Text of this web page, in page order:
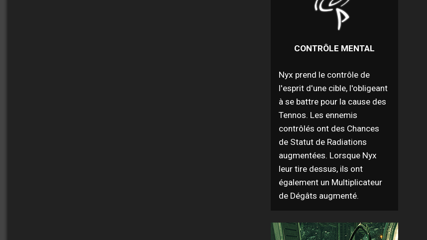
CONTRÔLE MENTAL
Nyx prend le contrôle de
l'esprit d'une cible, l'obligeant
à se battre pour la cause des
Tennos. Les ennemis
contrôlés ont des Chances
de Statut de Radiations
augmentées. Lorsque Nyx
leur tire dessus, ils ont
également un Multiplicateur
de Dégâts augmenté.